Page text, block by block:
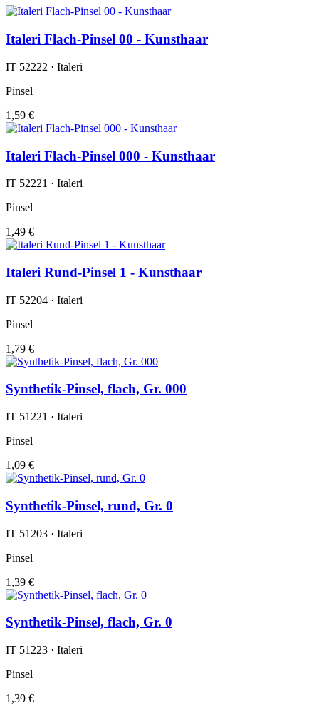
Italeri Flach-Pinsel 00 - Kunsthaar
IT 52222 · Italeri
Pinsel
1,59 €
Italeri Flach-Pinsel 000 - Kunsthaar
IT 52221 · Italeri
Pinsel
1,49 €
Italeri Rund-Pinsel 1 - Kunsthaar
IT 52204 · Italeri
Pinsel
1,79 €
Synthetik-Pinsel, flach, Gr. 000
IT 51221 · Italeri
Pinsel
1,09 €
Synthetik-Pinsel, rund, Gr. 0
IT 51203 · Italeri
Pinsel
1,39 €
Synthetik-Pinsel, flach, Gr. 0
IT 51223 · Italeri
Pinsel
1,39 €